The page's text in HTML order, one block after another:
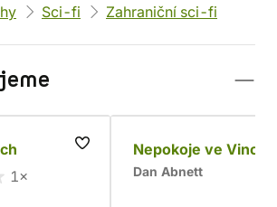
Sci-fi Zahraniční sci-fi
1×
Nepokoje ve
Dan Abnett